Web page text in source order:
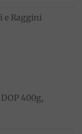
e Raggini
400g,